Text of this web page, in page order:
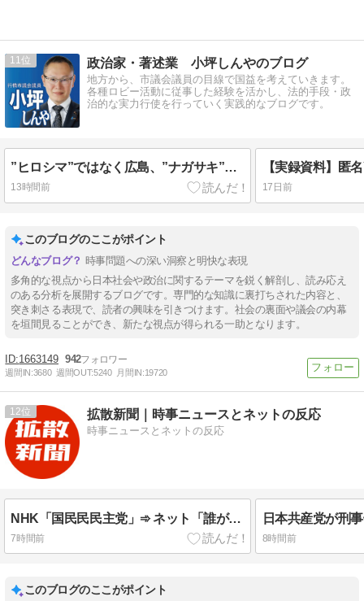
11 政治家・著述業 小坪しんやのブログ
地方から、市議会議員の目線で国益を考えていきます。
各種ロビー活動に従事した経験を活かし、法的手段・政
治的な実力行使を行っていく実践的なブログです。
”ヒロシマ”ではなく広島、”ナガサキ”ではなく長崎、”フクシマ”ではなく福島だ。【いい加減、ウザイと思った人はシェア】
13時間前 17日前
このブログのここがポイント
時事問題への深い洞察と明快な表現
多角的な視点から日本社会や政治に関するテーマを鋭く解剖し、読み応え
のある分析を展開するブログです。専門的な知識に裏打ちされた内容と、
突き刺さる表現で、読者の興味を引きつけます。社会の裏面や議会の内幕
を垣間見ることができ、新たな視点が得られる一助となります。
1663149 942
週間IN:3680 週間OUT:5240 月間IN:19720
12 拡散新聞｜時事ニュースとネットの反応
時事ニュースとネットの反応
NHK「国民民民主党」➾ ネット「誰が餃子屋やねん！ww」「国民民民主党の玉玉木雄一郎です」
7時間前 8時間前
このブログのここがポイント